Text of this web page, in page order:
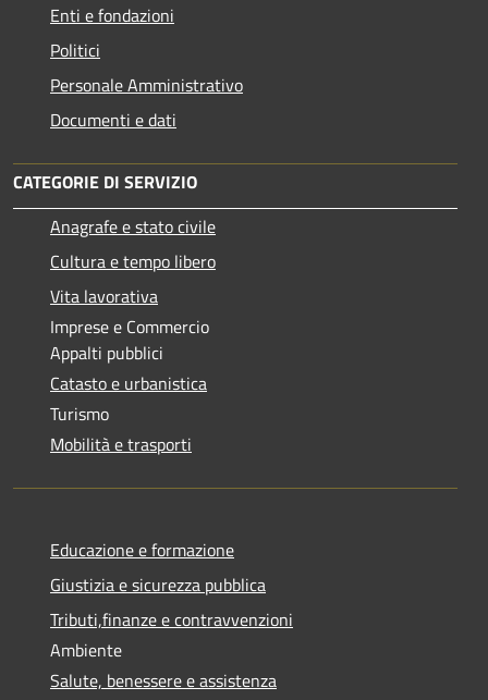
Enti e fondazioni
Politici
Personale Amministrativo
Documenti e dati
CATEGORIE DI SERVIZIO
Anagrafe e stato civile
Cultura e tempo libero
Vita lavorativa
Imprese e Commercio
Appalti pubblici
Catasto e urbanistica
Turismo
Mobilità e trasporti
Educazione e formazione
Giustizia e sicurezza pubblica
Tributi,finanze e contravvenzioni
Ambiente
Salute, benessere e assistenza